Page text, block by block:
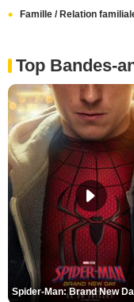
Famille / Relation
Top Bandes-